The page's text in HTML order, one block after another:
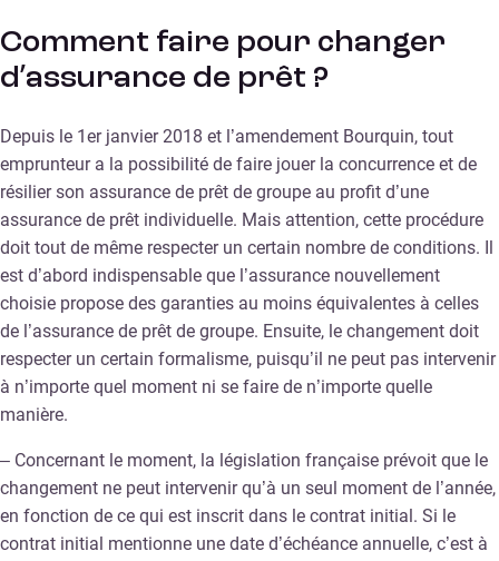
Comment faire pour changer
d’assurance de prêt ?
Depuis le 1er janvier 2018 et l’amendement Bourquin, tout
emprunteur a la possibilité de faire jouer la concurrence et de
résilier son assurance de prêt de groupe au profit d’une
assurance de prêt individuelle. Mais attention, cette procédure
doit tout de même respecter un certain nombre de conditions. Il
est d’abord indispensable que l’assurance nouvellement
choisie propose des garanties au moins équivalentes à celles
de l’assurance de prêt de groupe. Ensuite, le changement doit
respecter un certain formalisme, puisqu’il ne peut pas intervenir
à n’importe quel moment ni se faire de n’importe quelle
manière.
– Concernant le moment, la législation française prévoit que le
changement ne peut intervenir qu’à un seul moment de l’année,
en fonction de ce qui est inscrit dans le contrat initial. Si le
contrat initial mentionne une date d’échéance annuelle, c’est à